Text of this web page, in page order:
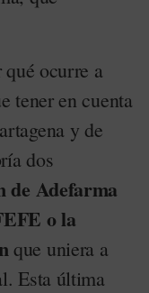
qué ocurre a
tener en cuenta
y de
dos
de Adefarma
o la
que uniera a
Esta última